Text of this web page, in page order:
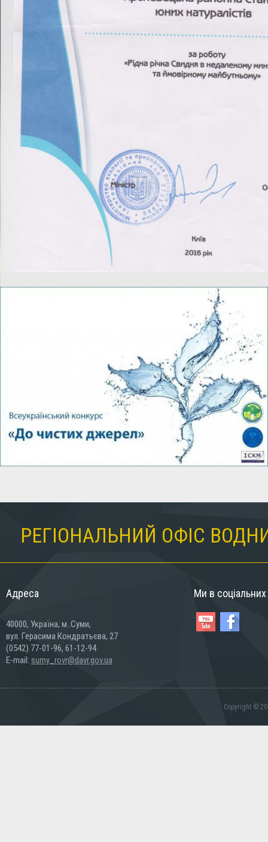
РЕГІОНАЛЬНИЙ ОФІС
Адреса
40000, Україна, м..Суми,
вул. Герасима Кондратьєва, 27
(0542) 77-01-96, 61-12-94
E-mail: sumy_rovr@davr.gov.ua
Ми в
Copyright ©